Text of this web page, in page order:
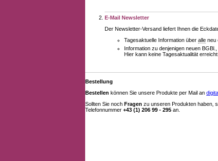
E-Mail Newsletter
Der Newsletter-Versand liefert Ihnen die
Tagesaktuelle Information über alle neu
Information zu denjenigen neuen
Hier kann keine Tagesaktualität
Bestellung
Bestellen können Sie unsere Produkte per Mail an
Sollten Sie noch Fragen zu unseren Produkten haben,
Telefonnummer +43 (1) 206 99 - 295 an.